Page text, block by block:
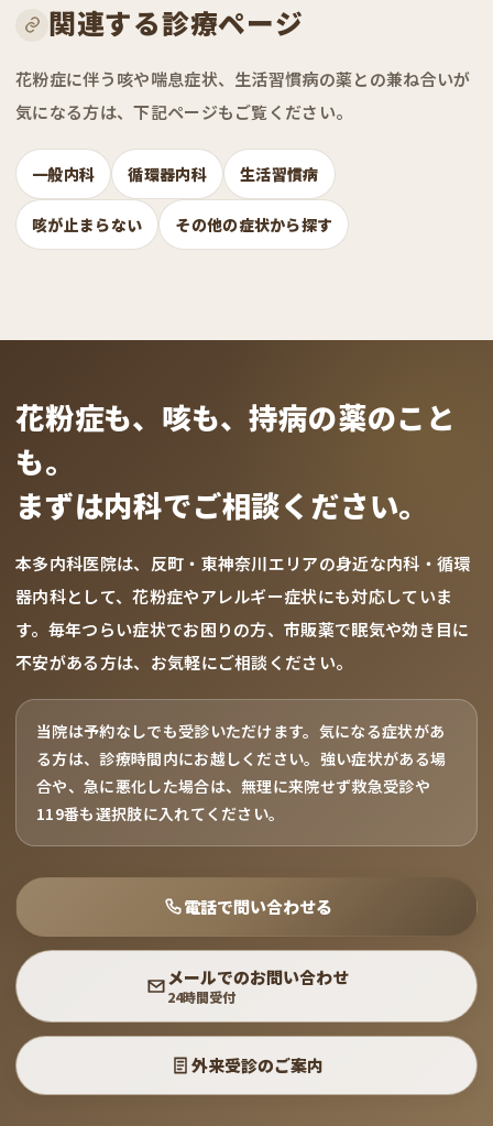
関連する診療ページ
花粉症に伴う咳や喘息症状、生活習慣病の薬との兼ね合いが
気になる方は、下記ページもご覧ください。
一般内科 循環器内科 生活習慣病
咳が止まらない その他の症状から探す
花粉症も、咳も、持病の薬のこと
も。
まずは内科でご相談ください。
本多内科医院は、反町・東神奈川エリアの身近な内科・循環
器内科として、花粉症やアレルギー症状にも対応していま
す。毎年つらい症状でお困りの方、市販薬で眠気や効き目に
不安がある方は、お気軽にご相談ください。
当院は予約なしでも受診いただけます。気になる症状があ
る方は、診療時間内にお越しください。強い症状がある場
合や、急に悪化した場合は、無理に来院せず救急受診や
119番も選択肢に入れてください。
電話で問い合わせる
メールでのお問い合わせ
24時間受付
外来受診のご案内